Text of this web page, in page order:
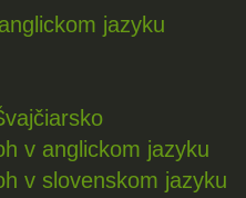
jazyku
v anglickom jazyku
v slovenskom jazyku